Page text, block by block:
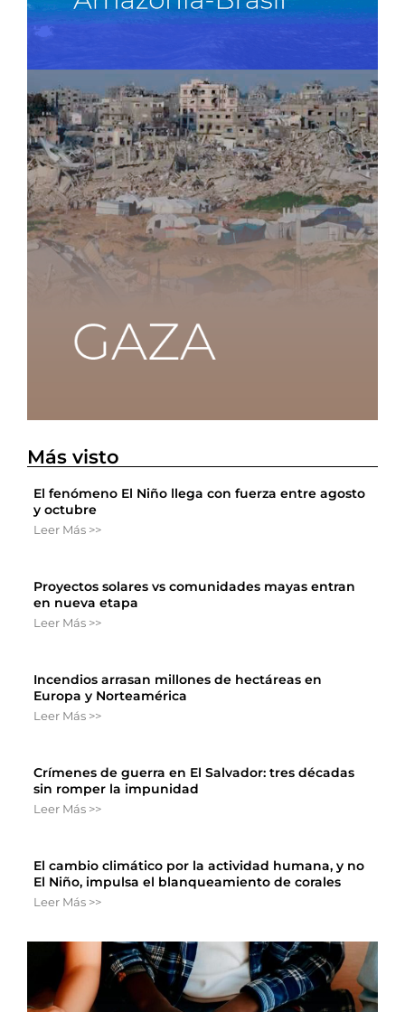
Más visto
El fenómeno El Niño llega con fuerza entre agosto
y octubre
Leer Más >>
Proyectos solares vs comunidades mayas entran
en nueva etapa
Leer Más >>
Incendios arrasan millones de hectáreas en
Europa y Norteamérica
Leer Más >>
Crímenes de guerra en El Salvador: tres décadas
sin romper la impunidad
Leer Más >>
El cambio climático por la actividad humana, y no
El Niño, impulsa el blanqueamiento de corales
Leer Más >>